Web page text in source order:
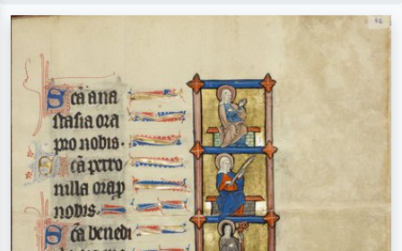
stojący akt obok drzewa.